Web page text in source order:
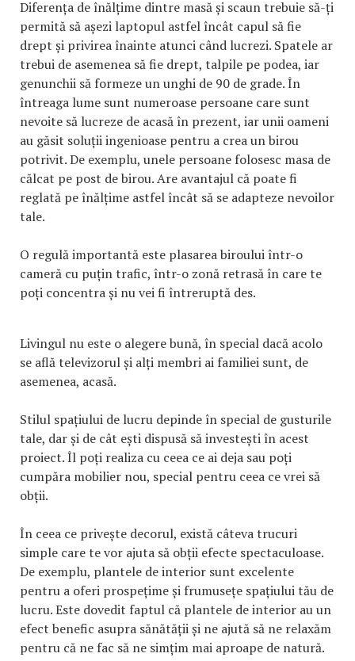
Diferența de înălțime dintre masă și scaun trebuie să-ți
permită să așezi laptopul astfel încât capul să fie
drept și privirea înainte atunci când lucrezi. Spatele ar
trebui de asemenea să fie drept, talpile pe podea, iar
genunchii să formeze un unghi de 90 de grade. În
întreaga lume sunt numeroase persoane care sunt
nevoite să lucreze de acasă în prezent, iar unii oameni
au găsit soluții ingenioase pentru a crea un birou
potrivit. De exemplu, unele persoane folosesc masa de
călcat pe post de birou. Are avantajul că poate fi
reglată pe înălțime astfel încât să se adapteze nevoilor
tale.
O regulă importantă este plasarea biroului într-o
cameră cu puțin trafic, într-o zonă retrasă în care te
poți concentra și nu vei fi întreruptă des.
Livingul nu este o alegere bună, în special dacă acolo
se află televizorul și alți membri ai familiei sunt, de
asemenea, acasă.
Stilul spațiului de lucru depinde în special de gusturile
tale, dar și de cât ești dispusă să investești în acest
proiect. Îl poți realiza cu ceea ce ai deja sau poți
cumpăra mobilier nou, special pentru ceea ce vrei să
obții.
În ceea ce privește decorul, există câteva trucuri
simple care te vor ajuta să obții efecte spectaculoase.
De exemplu, plantele de interior sunt excelente
pentru a oferi prospețime și frumusețe spațiului tău de
lucru. Este dovedit faptul că plantele de interior au un
efect benefic asupra sănătății și ne ajută să ne relaxăm
pentru că ne fac să ne simțim mai aproape de natură.